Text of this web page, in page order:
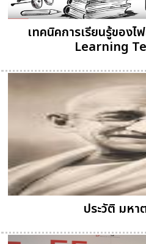
เทคนิคการเรียนรู้ของ
Learning
ประวัติ มหา